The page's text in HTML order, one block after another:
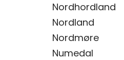
Nordhordland
Nordland
Nordmøre
Numedal